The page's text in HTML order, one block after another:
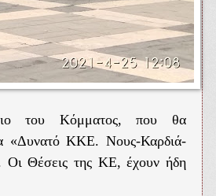
του Κόμματος, που θα
«Δυνατό ΚΚΕ. Νους-Καρδιά-
Οι Θέσεις της ΚΕ, έχουν ήδη